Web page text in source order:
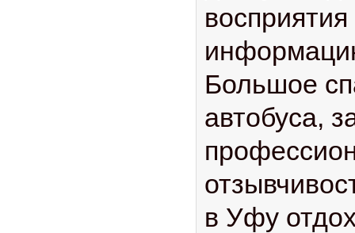
Большое
автобуса,
в Уфу